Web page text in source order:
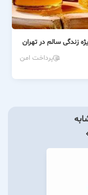
زندگی سالم در تهران
پرداخت امن